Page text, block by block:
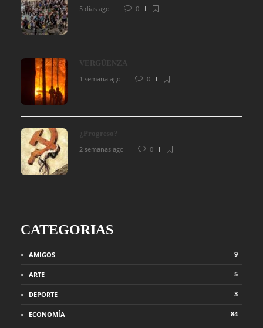
5 días ago
0
VERGÜENZA
1 semana ago
0
¿Progreso?
2 semanas ago
0
CATEGORIAS
AMIGOS 9
ARTE 5
DEPORTE 3
ECONOMÍA 84